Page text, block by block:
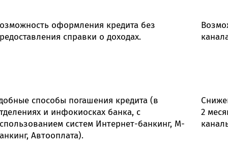
оформления кредита без
справки о доходах.
способы погашения кредита (в
и инфокиосках банка, с
систем Интернет-банкинг, М-
Автооплата).
2